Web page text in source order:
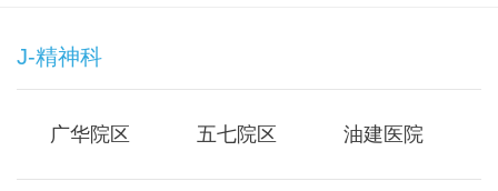
J-精神科
广华院区 五七院区 油建医院